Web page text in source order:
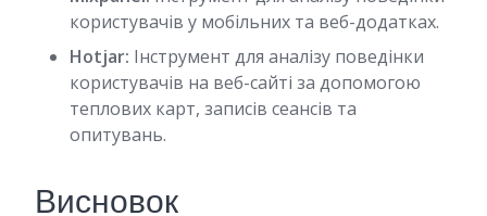
користувачів у мобільних та веб-додатках.
Hotjar: Інструмент для аналізу поведінки
користувачів на веб-сайті за допомогою
теплових карт, записів сеансів та
опитувань.
Висновок